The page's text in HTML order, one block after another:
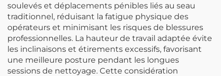
soulevés et déplacements pénibles liés au seau
traditionnel, réduisant la fatigue physique des
opérateurs et minimisant les risques de blessures
professionnelles. La hauteur de travail adaptée évite
les inclinaisons et étirements excessifs, favorisant
une meilleure posture pendant les longues
sessions de nettoyage. Cette considération